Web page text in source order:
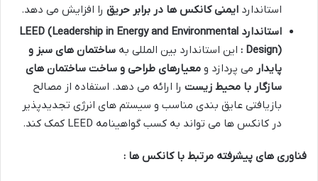
استاندارد ایمنی کانکس ها در برابر حریق را افزایش می دهد.
استاندارد LEED (Leadership in Energy and Environmental
Design)
: این استاندارد بین المللی به ساختمان های سبز و
پایدار می پردازد و معیارهای طراحی و ساخت ساختمان های
سازگار با محیط زیست را ارائه می دهد. استفاده از مصالح
بازیافتی عایق بندی مناسب و سیستم های انرژی تجدیدپذیر
در کانکس ها می تواند به کسب گواهینامه LEED کمک کند.
فناوری های پیشرفته مرتبط با کانکس ها :